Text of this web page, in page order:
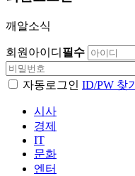
깨알소식
회원아이디 필수
자동로그인 ID/PW 찾기
시사
경제
IT
문화
엔터